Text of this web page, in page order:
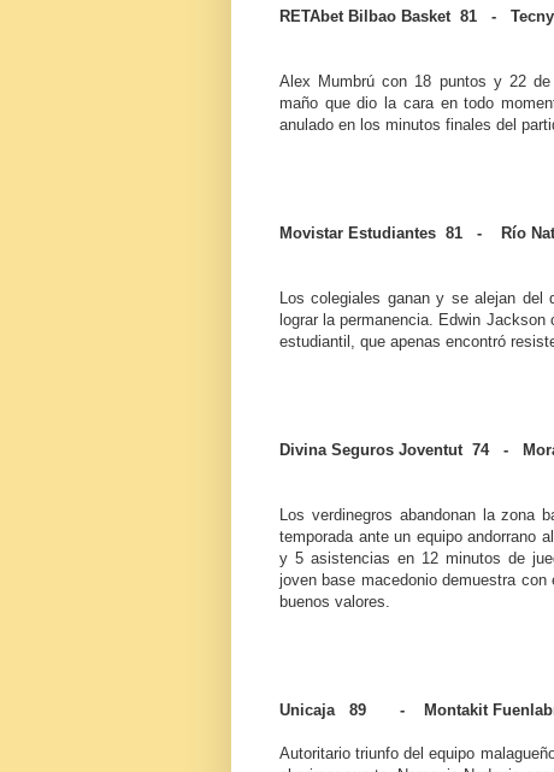
RETAbet Bilbao Basket 81 -
Alex Mumbrú con 18 puntos y 22
maño que dio la cara en todo
anulado en los minutos finales del
Movistar Estudiantes 81 - Río
Los colegiales ganan y se alejan del
lograr la permanencia. Edwin
estudiantil, que apenas encontró
Divina Seguros Joventut 74 -
Los verdinegros abandonan la zona
temporada ante un equipo andorrano
y 5 asistencias en 12 minutos de
joven base macedonio demuestra
buenos valores.
Unicaja 89 - Montakit
Autoritario triunfo del equipo